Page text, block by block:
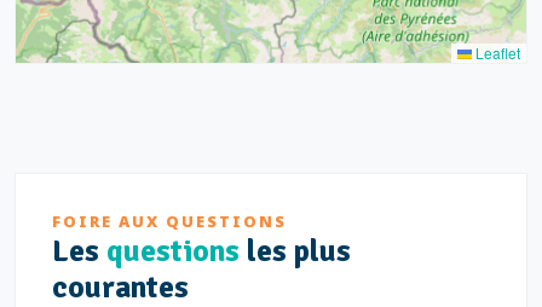
Leaflet
FOIRE AUX QUESTIONS
Les questions les plus
courantes